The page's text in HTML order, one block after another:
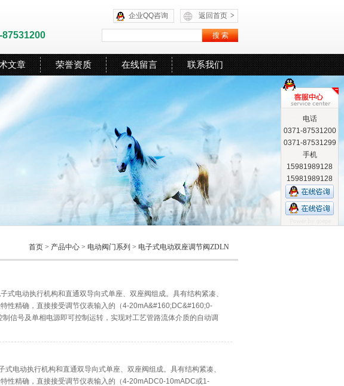
返回首页 >
企业QQ咨询
87531200
文章 荣誉资质 在线留言 联系我们
首页 > 产品中心 > 电动阀门系列 > 电子式电动双座调节阀ZDLN
式电动执行机构和直通双导向式单座、双座阀组成。具有结构紧凑、
性精确，直接接受调节仪表输入的（4-20mA&#160;DC&#160;0-
信号及单相电源即可控制运转，实现对工艺管路流体介质的自动调
电动执行机构和直通双导向式单座、双座阀组成。具有结构紧凑、
性精确，直接接受调节仪表输入的（4-20mADC0-10mADC或1-
电话
0371-87531200
0371-87531299
手机
15981989128
15981989128